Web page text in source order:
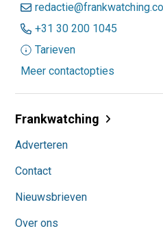
+31 30 200 1045
Tarieven
Meer contactopties
Frankwatching
Adverteren
Contact
Nieuwsbrieven
Over ons